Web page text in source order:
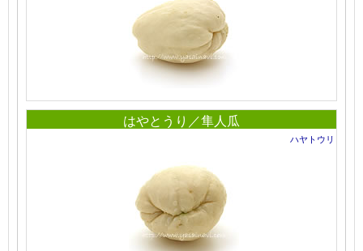
はやとうり／隼人瓜
ハヤトウリ